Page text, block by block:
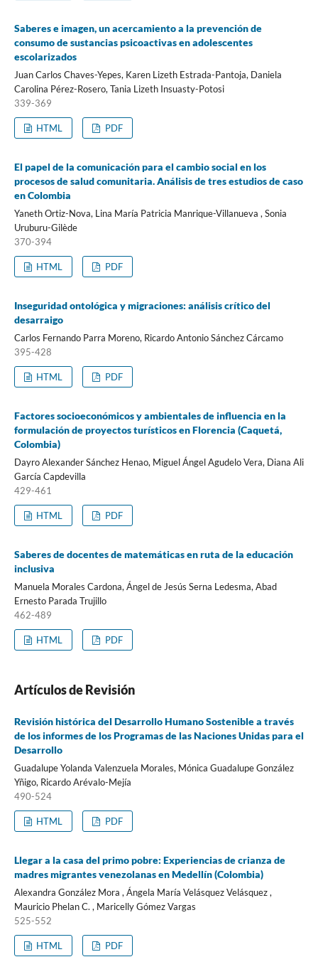
Saberes e imagen, un acercamiento a la prevención de
consumo de sustancias psicoactivas en adolescentes
escolarizados
Juan Carlos Chaves-Yepes, Karen Lizeth Estrada-Pantoja, Daniela
Carolina Pérez-Rosero, Tania Lizeth Insuasty-Potosi
339-369
HTML PDF
El papel de la comunicación para el cambio social en los
procesos de salud comunitaria. Análisis de tres estudios de caso
en Colombia
Yaneth Ortiz-Nova, Lina María Patricia Manrique-Villanueva , Sonia
Uruburu-Gilède
370-394
HTML PDF
Inseguridad ontológica y migraciones: análisis crítico del
desarraigo
Carlos Fernando Parra Moreno, Ricardo Antonio Sánchez Cárcamo
395-428
HTML PDF
Factores socioeconómicos y ambientales de influencia en la
formulación de proyectos turísticos en Florencia (Caquetá,
Colombia)
Dayro Alexander Sánchez Henao, Miguel Ángel Agudelo Vera, Diana Ali
García Capdevilla
429-461
HTML PDF
Saberes de docentes de matemáticas en ruta de la educación
inclusiva
Manuela Morales Cardona, Ángel de Jesús Serna Ledesma, Abad
Ernesto Parada Trujillo
462-489
HTML PDF
Artículos de Revisión
Revisión histórica del Desarrollo Humano Sostenible a través
de los informes de los Programas de las Naciones Unidas para el
Desarrollo
Guadalupe Yolanda Valenzuela Morales, Mónica Guadalupe González
Yñigo, Ricardo Arévalo-Mejía
490-524
HTML PDF
Llegar a la casa del primo pobre: Experiencias de crianza de
madres migrantes venezolanas en Medellín (Colombia)
Alexandra González Mora , Ángela María Velásquez Velásquez ,
Mauricio Phelan C. , Maricelly Gómez Vargas
525-552
HTML PDF